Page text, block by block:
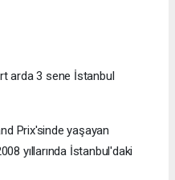
arda 3 sene İstanbul
Prix'sinde yaşayan
yıllarında İstanbul'daki